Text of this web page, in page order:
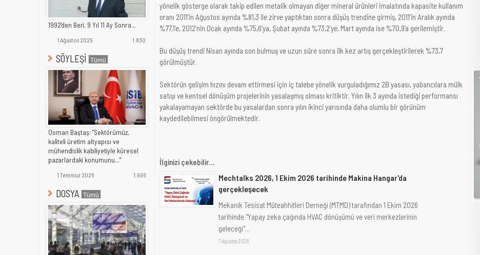
1992'den Beri, 9 Yıl 11 Ay Sonra...
1 Ağustos 2026 1.830
SÖYLEŞİ
Osman Baştaş; "Sektörümüz,
kaliteli üretim altyapısı ve
mühendislik kabiliyetiyle küresel
pazarlardaki konumunu..."
1 Temmuz 2026 1.996
DOSYA
yönelik gösterge olarak takip edilen metalik olmayan diğer mineral ürünleri imalatında kapasite kullanım
oranı 2011’in Ağustos ayında %81,3 ile zirve yaptıktan sonra düşüş trendine girmiş, 2011’in Aralık ayında
%77,1’e, 2012’nin Ocak ayında %75,6’ya, Şubat ayında %73,2’ye, Mart ayında ise %70,9’a gerilemiştir.
Bu düşüş trendi Nisan ayında son bulmuş ve uzun süre sonra ilk kez artış gerçekleştirilerek %73,7
görülmüştür.
Sektörün gelişim hızını devam ettirmesi için iç talebe yönelik vurguladığımız 2B yasası, yabancılara mülk
satışı ve kentsel dönüşüm projelerinin yasalaşmış olması kritiktir. Yılın ilk 3 ayında istediği performansı
yakalayamayan sektörde bu yasalardan sonra yılın ikinci yarısında daha olumlu bir görünüm
kaydedilebilmesi öngörülmektedir.
İlginizi çekebilir...
Mechtalks 2026, 1 Ekim 2026 tarihinde Makina Hangar'da
gerçekleşecek
Mekanik Tesisat Müteahhitleri Derneği (MTMD) tarafından 1 Ekim 2026
tarihinde "Yapay zeka çağında HVAC dönüşümü ve veri merkezlerinin
geleceği"...
7 Ağustos 2026